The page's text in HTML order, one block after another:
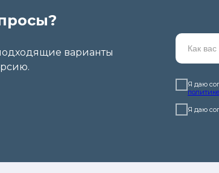
Я даю
Я даю
варианты